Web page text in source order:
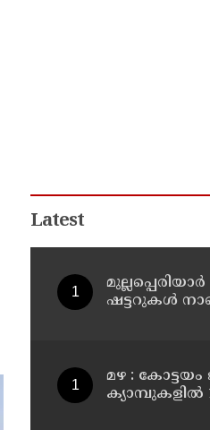
Latest
ഷട്ടറുകൾ
മഴ : കോട്ടയം
ക്യാമ്പുകളിൽ